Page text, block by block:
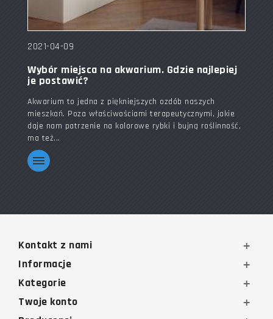
2021-04-09
Wybór miejsca na akwarium. Gdzie najlepiej
je postawić?
Akwarium to jedna z piękniejszych ozdób naszych
mieszkań. Poza właściwościami terapeutycznymi, jakie
daje nam patrzenie na kolorowe rybki i bujną roślinność,
ma też...
Kontakt z nami
Informacje
Kategorie
Twoje konto